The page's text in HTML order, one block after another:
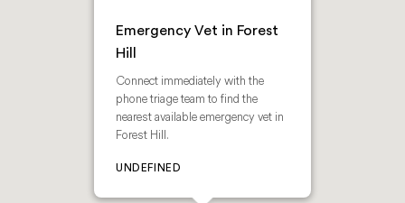
Emergency Vet in Forest
Hill
Connect immediately with the
phone triage team to find the
nearest available emergency vet in
Forest Hill.
UNDEFINED